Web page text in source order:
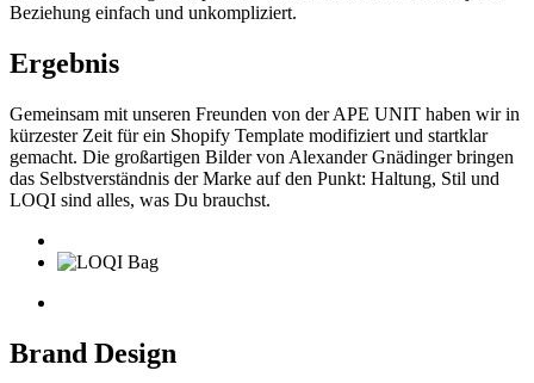
Beziehung einfach und unkompliziert.
Ergebnis
Gemeinsam mit unseren Freunden von der APE UNIT haben wir in
kürzester Zeit für ein Shopify Template modifiziert und startklar
gemacht. Die großartigen Bilder von Alexander Gnädinger bringen
das Selbstverständnis der Marke auf den Punkt: Haltung, Stil und
LOQI sind alles, was Du brauchst.
Brand Design